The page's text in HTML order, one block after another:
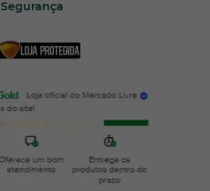
Segurança